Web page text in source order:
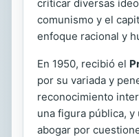
criticar diversas
comunismo y el
enfoque racional y
En 1950, recibió el
por su variada y
reconocimiento
una figura pública,
abogar por